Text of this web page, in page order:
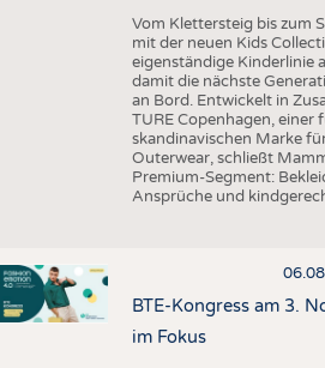
DTV AUSSCHREIBUNGSDIENST
DAUNENCHECK
ADRESSEN & LINKS
PUBLIKATIONEN
Vom Klettersteig bis zum
mit der neuen Kids
eigenständige Kinderlinie
damit die nächste
an Bord. Entwickelt in
TURE Copenhagen, einer
skandinavischen Marke
Outerwear, schließt
Premium-Segment:
Ansprüche und
BTE-Kongress am 3.
im Fokus